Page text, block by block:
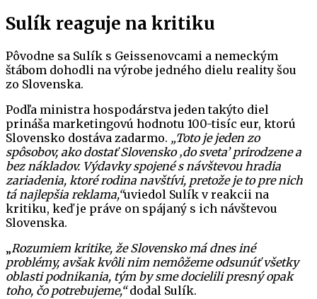
Sulík reaguje na kritiku
Pôvodne sa Sulík s Geissenovcami a nemeckým
štábom dohodli na výrobe jedného dielu reality šou
zo Slovenska.
Podľa ministra hospodárstva jeden takýto diel
prináša marketingovú hodnotu 100-tisíc eur, ktorú
Slovensko dostáva zadarmo. „Toto je jeden zo
spôsobov, ako dostať Slovensko ‚do sveta’ prirodzene a
bez nákladov. Výdavky spojené s návštevou hradia
zariadenia, ktoré rodina navštívi, pretože je to pre nich
tá najlepšia reklama,“uviedol Sulík v reakcii na
kritiku, keď je práve on spájaný s ich návštevou
Slovenska.
„Rozumiem kritike, že Slovensko má dnes iné
problémy, avšak kvôli nim nemôžeme odsunúť všetky
oblasti podnikania, tým by sme docielili presný opak
toho, čo potrebujeme,“dodal Sulík.